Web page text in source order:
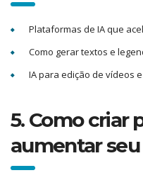
Plataformas de IA que
Como gerar textos e
IA para edição de vídeos
5. Como criar
aumentar